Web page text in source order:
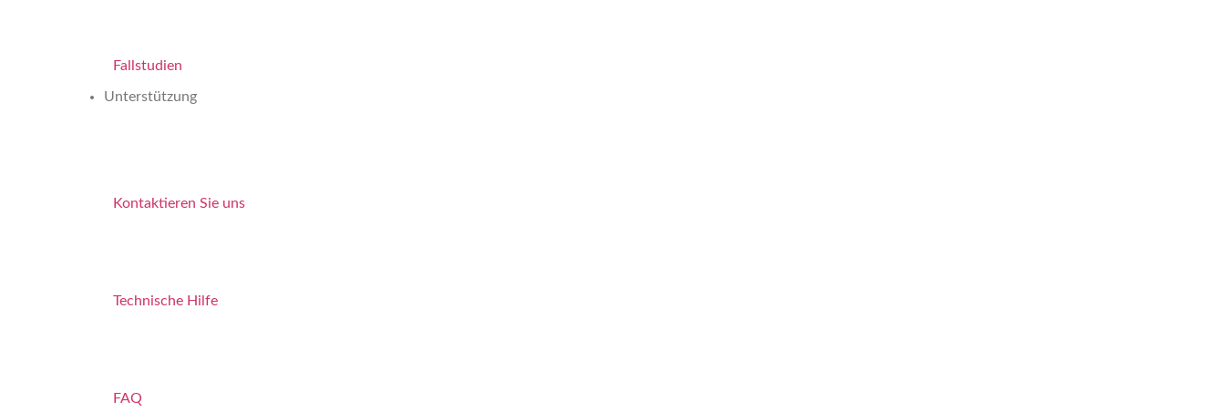
Fallstudien
Unterstützung
Kontaktieren Sie uns
Technische Hilfe
FAQ